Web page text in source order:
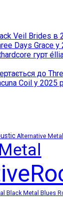
Veil Brides в
Days Grace у
гурт
до
Coil у 2025
Alternative Metal
Black Metal Blues